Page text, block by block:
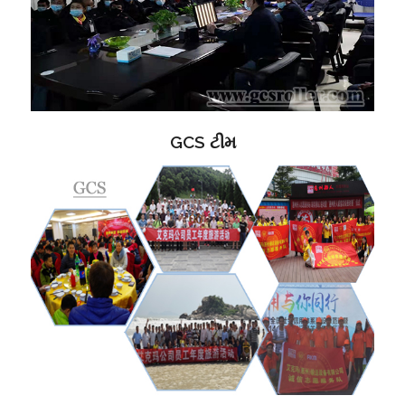
GCS ટીમ